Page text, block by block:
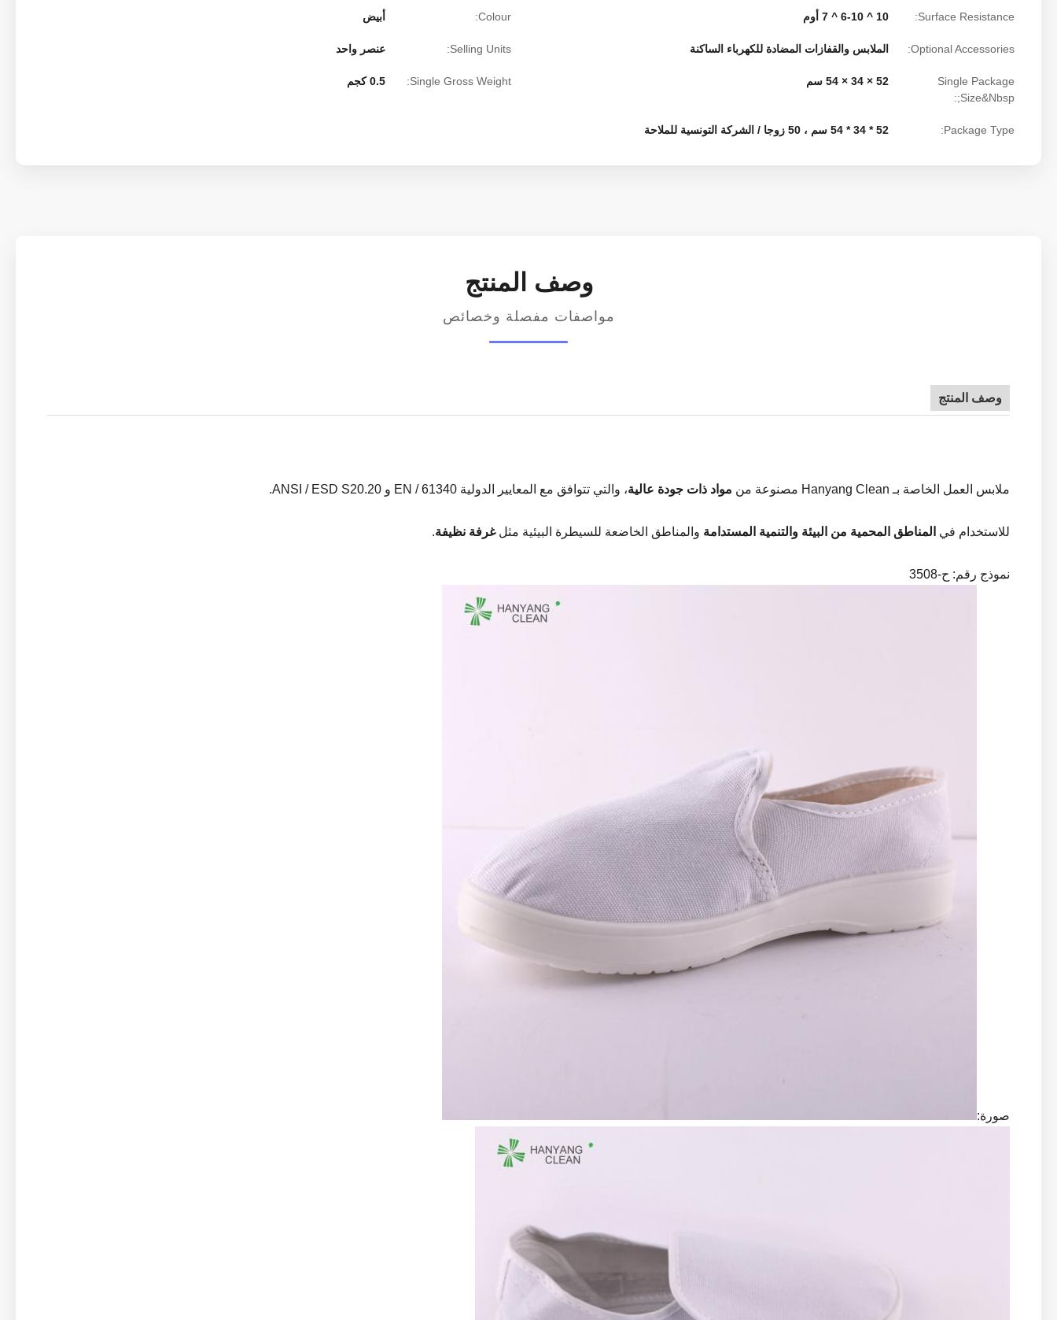
Surface Resistance: 10 ^ 6-10 ^ 7 أوم Colour: أبيض
Optional Accessories: الملابس والقفازات المضادة للكهرباء الساكنة Selling Units: عنصر واحد
Single Package
Size&Nbsp;:
52 × 34 × 54 سم Single Gross Weight: 0.5 كجم
Package Type: 52 * 34 * 54 سم ، 50 زوجا / الشركة التونسية للملاحة
وصف المنتج
مواصفات مفصلة وخصائص
وصف المنتج
ملابس العمل الخاصة بـ Hanyang Clean مصنوعة من مواد ذات جودة عالية، والتي تتوافق مع المعايير الدولية EN / 61340 و ANSI / ESD S20.20.
للاستخدام في المناطق المحمية من البيئة والتنمية المستدامة والمناطق الخاضعة للسيطرة البيئية مثلغرفة نظيفة.
نموذج رقم: ح-3508
صورة: